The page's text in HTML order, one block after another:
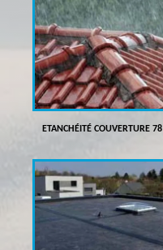
ETANCHÉITÉ COUVERTURE 78